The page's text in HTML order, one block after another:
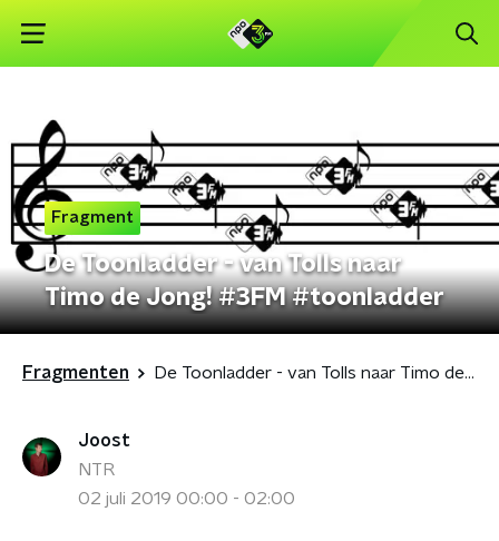
Fragment
De Toonladder - van Tolls naar
Timo de Jong! #3FM #toonladder
Fragmenten De Toonladder - van Tolls naar Timo de Jong! #3FM #toonladder
Joost
NTR
02 juli 2019 00:00 - 02:00